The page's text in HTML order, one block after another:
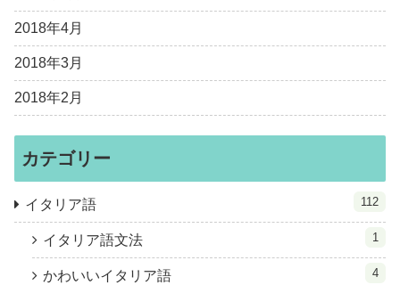
2018年4月
2018年3月
2018年2月
カテゴリー
イタリア語 112
イタリア語文法 1
かわいいイタリア語 4